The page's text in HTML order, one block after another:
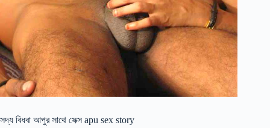
সদ্য বিধবা আপুর সাথে সেক্স apu sex story